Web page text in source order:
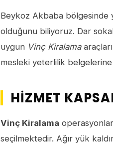
Beykoz Akbaba bölgesinde
olduğunu biliyoruz. Dar
uygun Vinç Kiralama
mesleki yeterlilik
HIZMET
Vinç Kiralama
seçilmektedir. Ağır yük